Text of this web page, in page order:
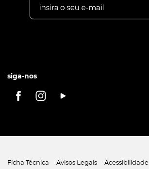
siga-nos
Ficha Técnica Avisos Legais Acessibilidade